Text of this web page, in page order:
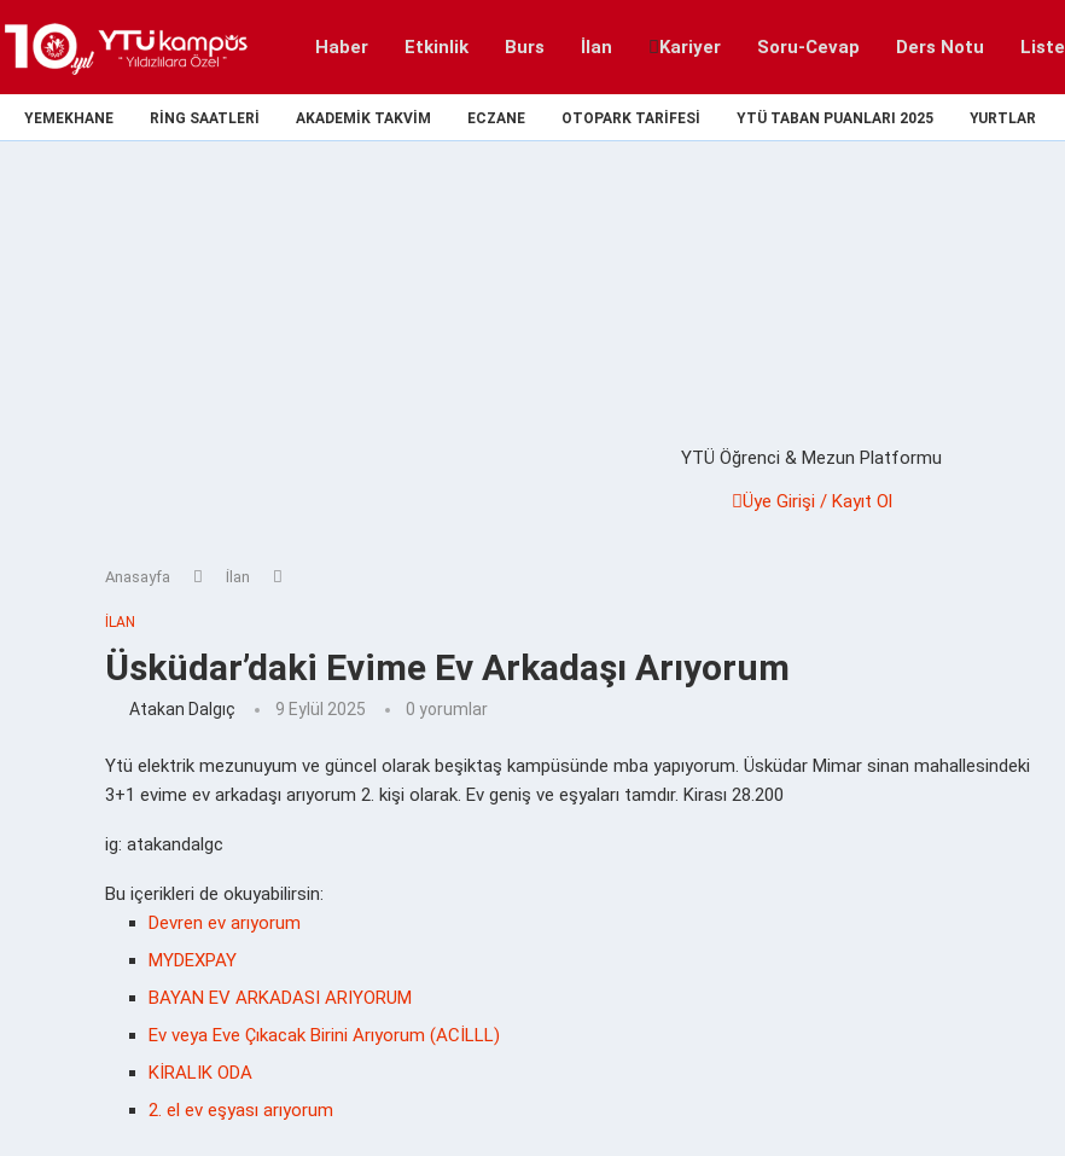
Haber Etkinlik Burs İlan Kariyer Soru-Cevap Ders Notu Liste
YEMEKHANE RING SAATLERI AKADEMIK TAKVIM ECZANE OTOPARK TARIFESI YTÜ TABAN PUANLARI 2025 YURTLAR
YTÜ Öğrenci & Mezun Platformu
Üye Girişi / Kayıt Ol
Anasayfa İlan
İLAN
Üsküdar’daki Evime Ev Arkadaşı Arıyorum
Atakan Dalgıç 9 Eylül 2025 0 yorumlar
Ytü elektrik mezunuyum ve güncel olarak beşiktaş kampüsünde mba yapıyorum. Üsküdar Mimar sinan mahallesindeki
3+1 evime ev arkadaşı arıyorum 2. kişi olarak. Ev geniş ve eşyaları tamdır. Kirası 28.200
ig: atakandalgc
Bu içerikleri de okuyabilirsin:
Devren ev arıyorum
MYDEXPAY
BAYAN EV ARKADASI ARIYORUM
Ev veya Eve Çıkacak Birini Arıyorum (ACİLLL)
KİRALIK ODA
2. el ev eşyası arıyorum